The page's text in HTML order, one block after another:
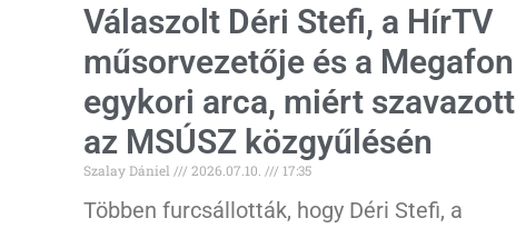
Válaszolt Déri Stefi, a HírTV
műsorvezetője és a Megafon
egykori arca, miért szavazott
az MSÚSZ közgyűlésén
Szalay Dániel 2026.07.10. 17:35
Többen furcsállották, hogy Déri Stefi, a